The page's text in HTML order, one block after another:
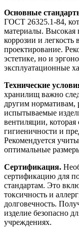
Основные
ГОСТ 26325.1-84,
материалы. Высокая
коррозии и
проектирование.
эстетике, но и
эксплуатационные
Технические
хранилищ важно
другим
испытываемые
вентиляции,
гигиеничности и
Рекомендуется
оптимальные
Сертификация.
сертификацию для
стандартам. Это
токсичность и
долговечность.
изделие безопасно
учреждениях.